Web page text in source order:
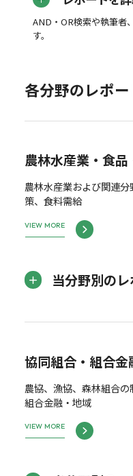
AND・OR検索や執筆者
す。
各分野のレポ
農林水産業・食品
農林水産業および関連
策、食料需給
VIEW MORE
当分野別の
協同組合・組合金
農協、漁協、森林組合
組合金融・地域
VIEW MORE